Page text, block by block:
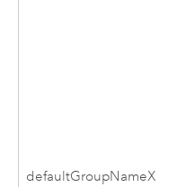
defaultGroupNameX